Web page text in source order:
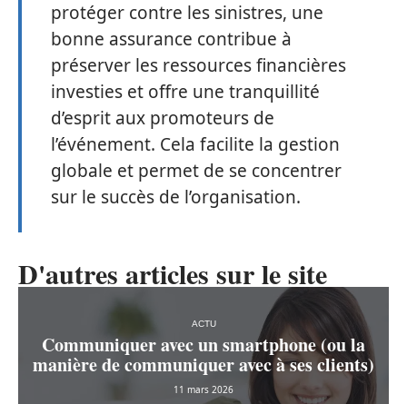
protéger contre les sinistres, une
bonne assurance contribue à
préserver les ressources financières
investies et offre une tranquillité
d’esprit aux promoteurs de
l’événement. Cela facilite la gestion
globale et permet de se concentrer
sur le succès de l’organisation.
D'autres articles sur le site
ACTU
Communiquer avec un smartphone (ou la
manière de communiquer avec à ses clients)
11 mars 2026